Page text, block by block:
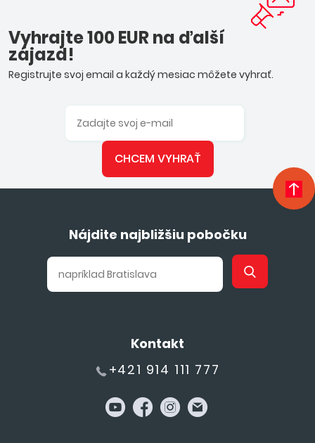
Vyhrajte 100 EUR na ďalší
zájazd!
Registrujte svoj email a každý mesiac môžete vyhrať.
CHCEM VYHRAŤ
Nájdite najbližšiu pobočku
Kontakt
+421 914 111 777